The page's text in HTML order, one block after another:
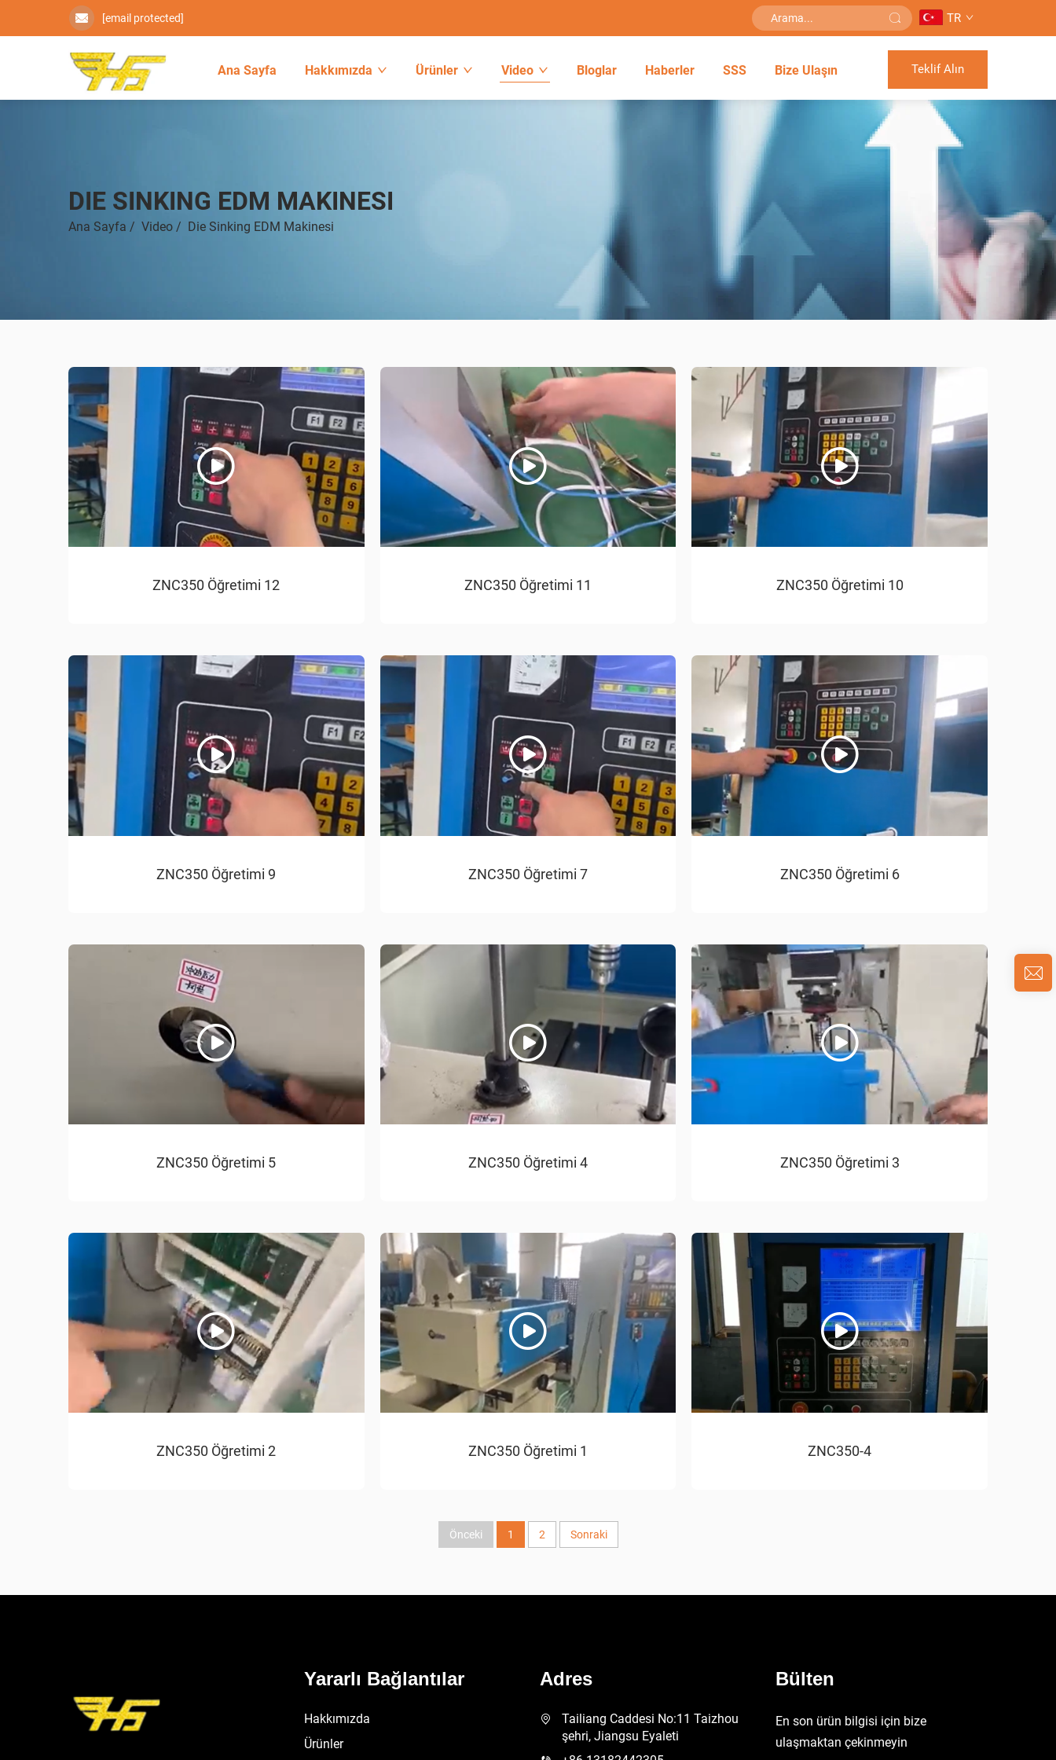
[email protected] TR
Ana Sayfa Hakkımızda Ürünler Video Bloglar Haberler SSS Bize Ulaşın Teklif Alın
DIE SINKING EDM MAKINESI
Ana Sayfa / Video / Die Sinking EDM Makinesi
ZNC350 Öğretimi 12 ZNC350 Öğretimi 11 ZNC350 Öğretimi 10
ZNC350 Öğretimi 9 ZNC350 Öğretimi 7 ZNC350 Öğretimi 6
ZNC350 Öğretimi 5 ZNC350 Öğretimi 4 ZNC350 Öğretimi 3
ZNC350 Öğretimi 2 ZNC350 Öğretimi 1 ZNC350-4
Önceki 1 2 Sonraki
Yararlı Bağlantılar
Hakkımızda
Ürünler
Adres
Tailiang Caddesi No:11 Taizhou
şehri, Jiangsu Eyaleti
Bülten
En son ürün bilgisi için bize
ulaşmaktan çekinmeyin